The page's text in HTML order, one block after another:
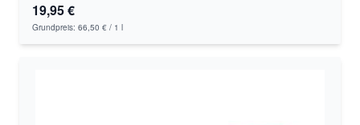
19,95 €
Grundpreis: 66,50 € / 1 l